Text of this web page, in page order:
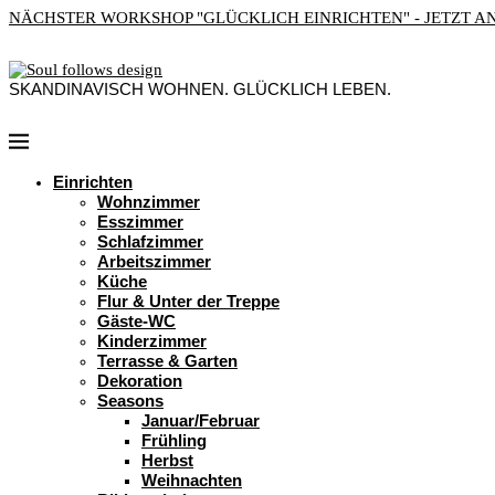
NÄCHSTER WORKSHOP "GLÜCKLICH EINRICHTEN" - JETZT
SKANDINAVISCH WOHNEN. GLÜCKLICH LEBEN.
Einrichten
Wohnzimmer
Esszimmer
Schlafzimmer
Arbeitszimmer
Küche
Flur & Unter der Treppe
Gäste-WC
Kinderzimmer
Terrasse & Garten
Dekoration
Seasons
Januar/Februar
Frühling
Herbst
Weihnachten